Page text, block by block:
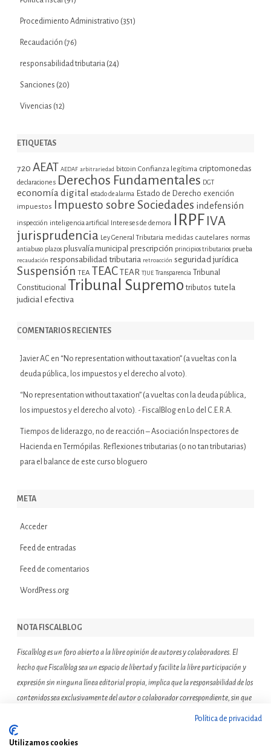
Procedimiento Administrativo (351)
Recaudación (76)
responsabilidad tributaria (24)
Sanciones (20)
Vivencias (12)
ETIQUETAS
720 AEAT AEDAF arbitrariedad bitcoin Confianza legítima criptomonedas
declaraciones Derechos Fundamentales DGT
economía digital estado de alarma Estado de Derecho exención
impuestos Impuesto sobre Sociedades indefensión
inspección inteligencia artificial Intereses de demora IRPF IVA
jurisprudencia Ley General Tributaria medidas cautelares normas
antiabuso plazos plusvalía municipal prescripción principios tributarios prueba
recaudación responsabilidad tributaria retroacción seguridad jurídica
Suspensión TEA TEAC TEAR TJUE Transparencia Tribunal
Constitucional Tribunal Supremo tributos tutela
judicial efectiva
COMENTARIOS RECIENTES
Javier AC en “No representation without taxation” (a vueltas con la
deuda pública, los impuestos y el derecho al voto).
“No representation without taxation” (a vueltas con la deuda pública,
los impuestos y el derecho al voto). - FiscalBlog en Lo del C.E.R.A.
Tiempos de liderazgo, no de reacción – Asociación Inspectores de
Hacienda en
Termópilas. Reflexiones tributarias (o no tan tributarias)
para el balance de este curso bloguero
META
Acceder
Feed de entradas
Feed de comentarios
WordPress.org
NOTA FISCALBLOG
Fiscalblog es un foro abierto a la libre opinión de autores y colaboradores. El
hecho que Fiscalblog sea un espacio de libertad y facilite la libre participación y
expresión sin ninguna línea editorial propia, implica que la responsabilidad de los
contenidos sea exclusivamente del autor o colaborador correspondiente, sin que
ello suponga que el resto de miembros de la comunidad de Fiscalblog asuman o
compartan las reflexiones u opiniones expresadas.
Política de privacidad
Utilizamos cookies